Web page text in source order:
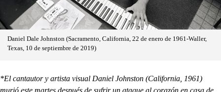
Daniel Dale Johnston​ (Sacramento, California, 22 de enero de 1961-Waller,
Texas, 10 de septiembre de 2019)​
*El cantautor y artista visual Daniel Johnston (California, 1961)
murió este martes después de sufrir un ataque al corazón en casa de